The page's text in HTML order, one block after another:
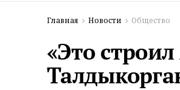
Главная Новости Общество
«Это